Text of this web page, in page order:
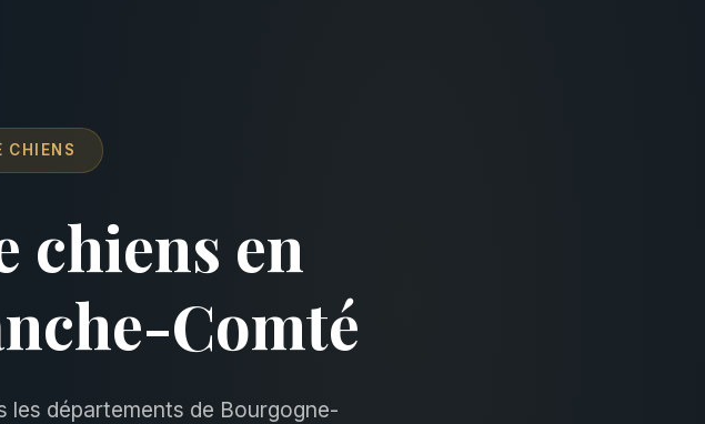
CHIENS
chiens en
Comté
les départements de Bourgogne-